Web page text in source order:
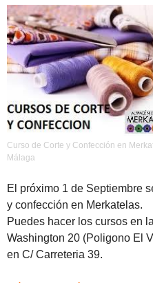
Curso de Corte y Confección en
Málaga
El próximo 1 de Septiembre
y confección en Merkatelas.
Puedes hacer los cursos en
Washington 20 (Poligono El
en C/ Carreteria 39.